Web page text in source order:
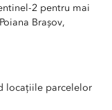
2 pentru mai
Brașov,
locațiile parcelelor